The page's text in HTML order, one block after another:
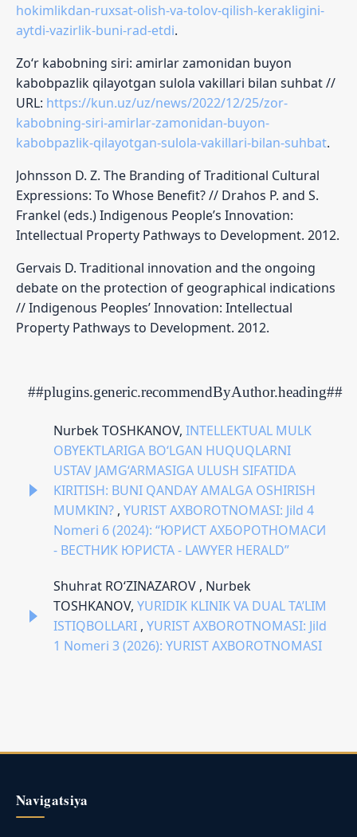
hokimlikdan-ruxsat-olish-va-tolov-qilish-kerakligini-
aytdi-vazirlik-buni-rad-etdi.
Zo‘r kabobning siri: amirlar zamonidan buyon
kabobpazlik qilayotgan sulola vakillari bilan suhbat //
URL: https://kun.uz/uz/news/2022/12/25/zor-
kabobning-siri-amirlar-zamonidan-buyon-
kabobpazlik-qilayotgan-sulola-vakillari-bilan-suhbat.
Johnsson D. Z. The Branding of Traditional Cultural
Expressions: To Whose Benefit? // Drahos P. and S.
Frankel (eds.) Indigenous People’s Innovation:
Intellectual Property Pathways to Development. 2012.
Gervais D. Traditional innovation and the ongoing
debate on the protection of geographical indications
// Indigenous Peoples’ Innovation: Intellectual
Property Pathways to Development. 2012.
##plugins.generic.recommendByAuthor.heading##
Nurbek TOSHKANOV, INTELLEKTUAL MULK
OBYEKTLARIGA BO‘LGAN HUQUQLARNI
USTAV JAMG‘ARMASIGA ULUSH SIFATIDA
KIRITISH: BUNI QANDAY AMALGA OSHIRISH
MUMKIN? , YURIST AXBOROTNOMASI: Jild 4
Nomeri 6 (2024): “ЮРИСТ АХБОРОТНОМАСИ
- ВЕСТНИК ЮРИСТА - LAWYER HERALD”
Shuhrat RO‘ZINAZAROV , Nurbek
TOSHKANOV, YURIDIK KLINIK VA DUAL TA’LIM
ISTIQBOLLARI , YURIST AXBOROTNOMASI: Jild
1 Nomeri 3 (2026): YURIST AXBOROTNOMASI
Navigatsiya